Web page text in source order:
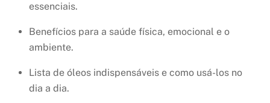
essenciais.
Benefícios para a saúde física, emocional e o
ambiente.
Lista de óleos indispensáveis e como usá-los no
dia a dia.